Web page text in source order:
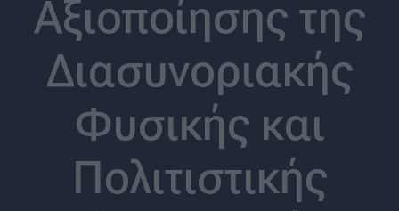
Αξιοποίησης της
Διασυνοριακής
Φυσικής και
Πολιτιστικής